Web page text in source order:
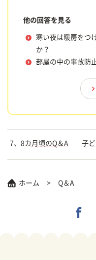
他の回答を見る
寒い夜は暖房をつ
か？
部屋の中の事故防
7、8カ月頃のQ＆A 子
ホーム Q＆A